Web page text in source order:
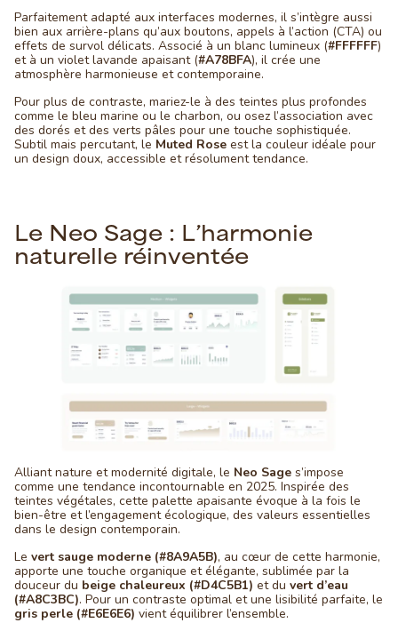
Parfaitement adapté aux interfaces modernes, il s’intègre aussi
bien aux arrière-plans qu’aux boutons, appels à l’action (CTA) ou
effets de survol délicats. Associé à un blanc lumineux (#FFFFFF)
et à un violet lavande apaisant (#A78BFA), il crée une
atmosphère harmonieuse et contemporaine.
Pour plus de contraste, mariez-le à des teintes plus profondes
comme le bleu marine ou le charbon, ou osez l’association avec
des dorés et des verts pâles pour une touche sophistiquée.
Subtil mais percutant, le Muted Rose est la couleur idéale pour
un design doux, accessible et résolument tendance.
Le Neo Sage : L’harmonie
naturelle réinventée
Alliant nature et modernité digitale, le Neo Sage s’impose
comme une tendance incontournable en 2025. Inspirée des
teintes végétales, cette palette apaisante évoque à la fois le
bien-être et l’engagement écologique, des valeurs essentielles
dans le design contemporain.
Le vert sauge moderne (#8A9A5B), au cœur de cette harmonie,
apporte une touche organique et élégante, sublimée par la
douceur du beige chaleureux (#D4C5B1) et du vert d’eau
(#A8C3BC). Pour un contraste optimal et une lisibilité parfaite, le
gris perle (#E6E6E6) vient équilibrer l’ensemble.